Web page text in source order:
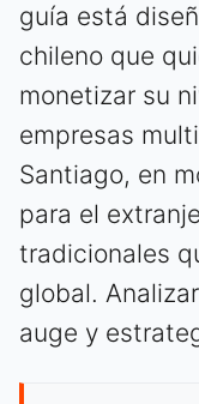
guía está
chileno que
monetizar su
empresas
Santiago, en
para el
tradicionales
global.
auge y